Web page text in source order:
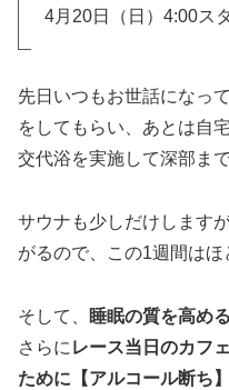
4月20日（日）4:00ス
先日いつもお世話になっ
をしてもらい、あとは自
交代浴を実施して深部ま
サウナも少しだけします
がるので、この1週間はほ
そして、 睡眠の質を高め
さらに レース当日のカフ
ために【アルコール断ち】